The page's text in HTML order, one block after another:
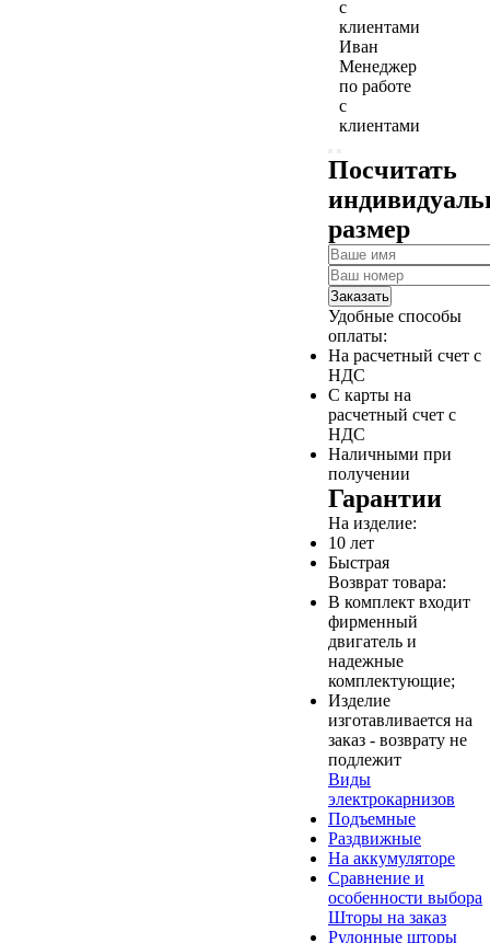
Иван
Менеджер
по работе
с
клиентами
Посчитать
размер
Заказать
Удобные способы
оплаты:
На расчетный счет с
НДС
С карты на
расчетный счет с
НДС
Наличными при
получении
Гарантии
На изделие:
10 лет
Быстрая
Возврат товара:
В комплект входит
фирменный
двигатель и
надежные
комплектующие;
Изделие
изготавливается на
заказ - возврату не
подлежит
Виды
электрокарнизов
Подъемные
Раздвижные
На аккумуляторе
Сравнение и
особенности выбора
Шторы на заказ
Рулонные шторы